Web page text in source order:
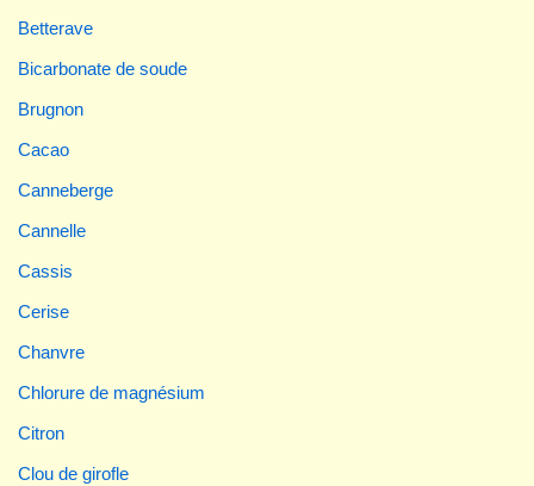
Betterave
Bicarbonate de soude
Brugnon
Cacao
Canneberge
Cannelle
Cassis
Cerise
Chanvre
Chlorure de magnésium
Citron
Clou de girofle